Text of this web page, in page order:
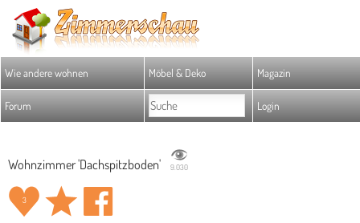
Wie andere wohnen Möbel & Deko Magazin
Forum Login
Wohnzimmer 'Dachspitzboden' 9.030
3